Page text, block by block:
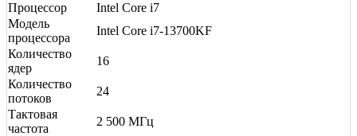
Процессор
Intel Core i7
Модель
процессора
Intel Core i7-13700KF
Количество
ядер
16
Количество
потоков
24
Тактовая
частота
2 500 МГц